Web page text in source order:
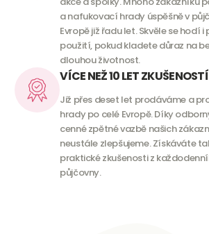
a nafukovací hrady úspěšně v
Evropě již řadu let. Skvěle se hodí
použití, pokud kladete důraz na
dlouhou životnost.
VÍCE NEŽ 10 LET
Již přes deset let prodáváme a
hrady po celé Evropě. Díky
cenné zpětné vazbě našich
neustále zlepšujeme. Získáváte
praktické zkušenosti z
půjčovny.